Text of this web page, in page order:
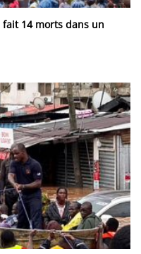
14 morts dans un